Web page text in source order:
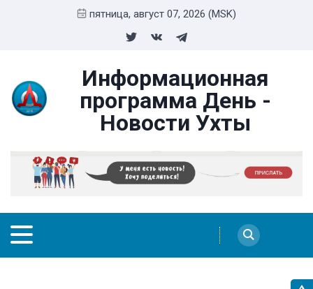
пятница, август 07, 2026 (MSK)
Информационная
программа День -
Новости Ухты